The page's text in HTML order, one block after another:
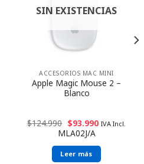
SIN EXISTENCIAS
ACCESORIOS MAC MINI
Apple Magic Mouse 2 –
Blanco
$124.990 $93.990 IVA Incl.
MLA02J/A
Leer más